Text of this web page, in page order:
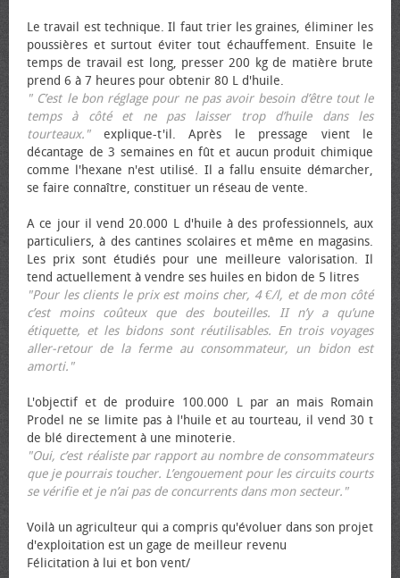
Le travail est technique. Il faut trier les graines, éliminer les
poussières et surtout éviter tout échauffement. Ensuite le
temps de travail est long, presser 200 kg de matière brute
prend 6 à 7 heures pour obtenir 80 L d'huile.
" C’est le bon réglage pour ne pas avoir besoin d’être tout le
temps à côté et ne pas laisser trop d’huile dans les
tourteaux."explique-t'il. Après le pressage vient le
décantage de 3 semaines en fût et aucun produit chimique
comme l'hexane n'est utilisé. Il a fallu ensuite démarcher,
se faire connaître, constituer un réseau de vente.
A ce jour il vend 20.000 L d'huile à des professionnels, aux
particuliers, à des cantines scolaires et même en magasins.
Les prix sont étudiés pour une meilleure valorisation. Il
tend actuellement à vendre ses huiles en bidon de 5 litres
"Pour les clients le prix est moins cher, 4 €/l, et de mon côté
c’est moins coûteux que des bouteilles. II n’y a qu’une
étiquette, et les bidons sont réutilisables. En trois voyages
aller-retour de la ferme au consommateur, un bidon est
amorti."
L'objectif et de produire 100.000 L par an mais Romain
Prodel ne se limite pas à l'huile et au tourteau, il vend 30 t
de blé directement à une minoterie.
"Oui, c’est réaliste par rapport au nombre de consommateurs
que je pourrais toucher. L’engouement pour les circuits courts
se vérifie et je n’ai pas de concurrents dans mon secteur."
Voilà un agriculteur qui a compris qu'évoluer dans son projet
d'exploitation est un gage de meilleur revenu
Félicitation à lui et bon vent/